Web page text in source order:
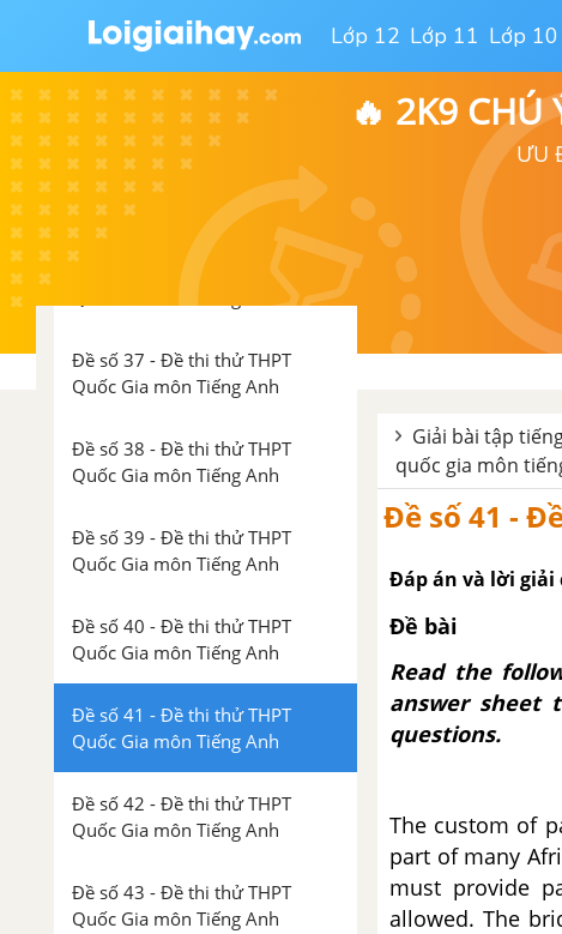
Lớp 12 Lớp 11 Lớp 10
🔥 2K9
ƯU
Quốc Gia môn Tiếng Anh
Đề số 34 - Đề thi thử THPT
Quốc Gia môn Tiếng Anh
Đề số 35 - Đề thi thử THPT
Quốc Gia môn Tiếng Anh
Đề số 36 - Đề thi thử THPT
Đề số 37 - Đề thi thử THPT
Quốc Gia môn Tiếng Anh
Đề số 38 - Đề thi thử THPT
Quốc Gia môn Tiếng Anh
Đề số 39 - Đề thi thử THPT
Quốc Gia môn Tiếng Anh
Đề số 40 - Đề thi thử THPT
Quốc Gia môn Tiếng Anh
Đề số 41 - Đề thi thử THPT
Quốc Gia môn Tiếng Anh
Đề số 42 - Đề thi thử THPT
Quốc Gia môn Tiếng Anh
Đề số 43 - Đề thi thử THPT
Quốc Gia môn Tiếng Anh
Giải bài tập
quốc gia môn
Đề số 41 -
Đáp án và lời giải
Đề bài
Read the
answer sheet
questions.
The custom of
part of many
must provide
allowed. The